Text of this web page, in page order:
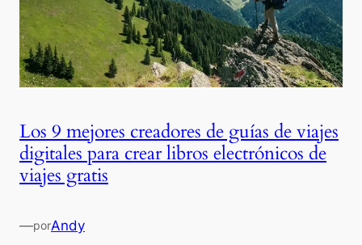
Los 9 mejores creadores de guías de viajes
digitales para crear libros electrónicos de
viajes gratis
—porAndy